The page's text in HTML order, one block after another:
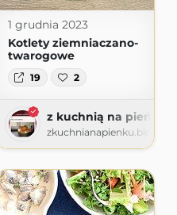
1 grudnia 2023
Kotlety ziemniaczano-
twarogowe
19 2
z kuchnią na pieńku